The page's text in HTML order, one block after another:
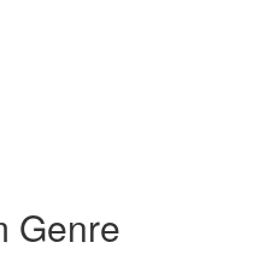
Genre